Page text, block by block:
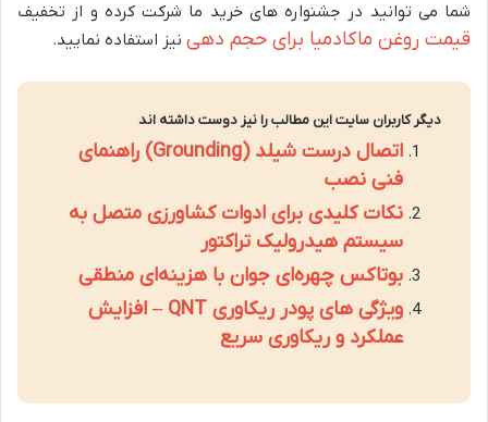
شما می توانید در جشنواره های خرید ما شرکت کرده و از تخفیف
قیمت روغن ماکادمیا برای حجم دهی نیز استفاده نمایید.
دیگر کاربران سایت این مطالب را نیز دوست داشته اند
اتصال درست شیلد (Grounding) راهنمای
فنی نصب
نکات کلیدی برای ادوات کشاورزی متصل به
سیستم هیدرولیک تراکتور
بوتاکس چهره‌ای جوان با هزینه‌ای منطقی
ویژگی های پودر ریکاوری QNT – افزایش
عملکرد و ریکاوری سریع